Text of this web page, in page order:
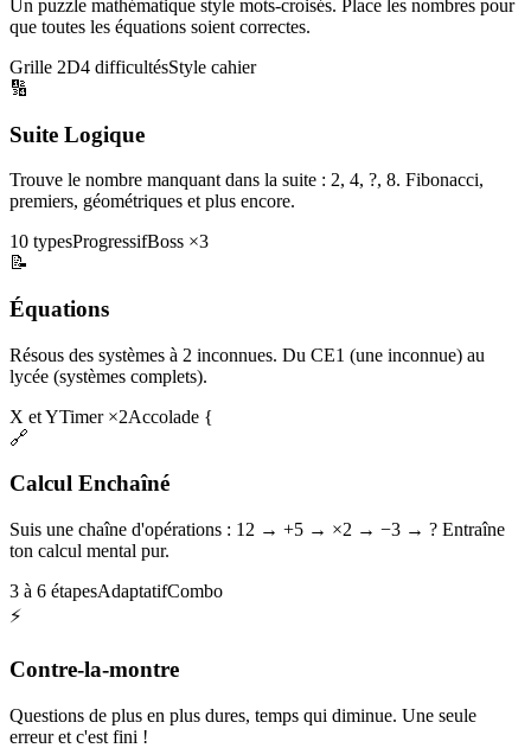
Un puzzle mathématique style mots-croisés. Place les nombres pour
que toutes les équations soient correctes.
Grille 2D4 difficultésStyle cahier
🔢
Suite Logique
Trouve le nombre manquant dans la suite : 2, 4, ?, 8. Fibonacci,
premiers, géométriques et plus encore.
10 typesProgressifBoss ×3
📝
Équations
Résous des systèmes à 2 inconnues. Du CE1 (une inconnue) au
lycée (systèmes complets).
X et YTimer ×2Accolade {
🔗
Calcul Enchaîné
Suis une chaîne d'opérations : 12 → +5 → ×2 → −3 → ? Entraîne
ton calcul mental pur.
3 à 6 étapesAdaptatifCombo
⚡
Contre-la-montre
Questions de plus en plus dures, temps qui diminue. Une seule
erreur et c'est fini !